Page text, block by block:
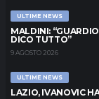
ULTIME NEWS
MALDINI:
DICO TUTTO”
9 AGOSTO 2026
ULTIME NEWS
LAZIO, IVANOVIC